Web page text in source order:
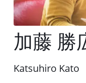
加藤 勝
Katsuhiro Kato